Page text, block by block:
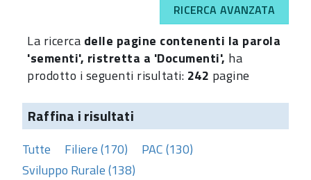
RICERCA AVANZATA
La ricerca delle pagine contenenti la parola
'sementi', ristretta a 'Documenti', ha
prodotto i seguenti risultati: 242 pagine
Raffina i risultati
Tutte Filiere (170)
PAC (130)
Sviluppo Rurale (138)